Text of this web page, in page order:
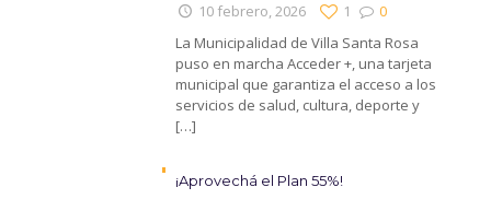
10 febrero, 2026 0
1
La Municipalidad de Villa Santa Rosa
puso en marcha Acceder +, una tarjeta
municipal que garantiza el acceso a los
servicios de salud, cultura, deporte y
[…]
¡Aprovechá el Plan 55%!